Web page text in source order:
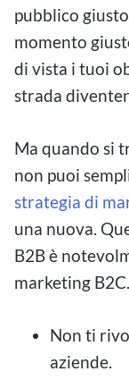
pubblico
momento
di vista i tuoi
strada
Ma quando si
non puoi
strategia di
una nuova.
B2B è
marketing B2C.
Non ti
aziende.